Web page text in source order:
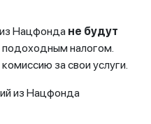
Нацфонда не будут
налогом.
за свои услуги.
из Нацфонда